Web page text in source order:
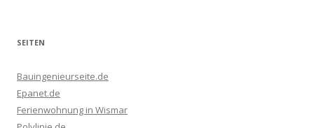
SEITEN
Bauingenieurseite.de
Epanet.de
Ferienwohnung in Wismar